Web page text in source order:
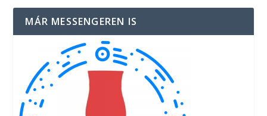
MÁR MESSENGEREN IS